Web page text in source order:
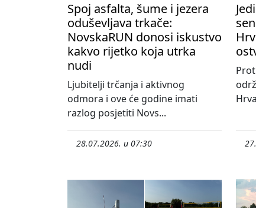
Spoj asfalta, šume i jezera
oduševljava trkače:
NovskaRUN donosi iskustvo
kakvo rijetko koja utrka
nudi
Ljubitelji trčanja i aktivnog
odmora i ove će godine imati
razlog posjetiti Novs...
28.07.2026. u 07:30